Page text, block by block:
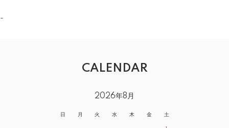
-
CALENDAR
2026年8月
日 月 火 水 木 金 土